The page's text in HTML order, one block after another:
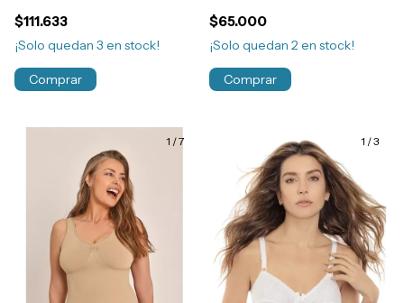
$111.633
¡Solo quedan 3 en stock!
Comprar
$65.000
¡Solo quedan 2en stock!
Comprar
1 /7 1 /3